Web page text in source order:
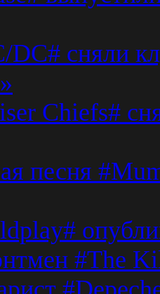
DC# сняли
Chiefs#
песня
#The